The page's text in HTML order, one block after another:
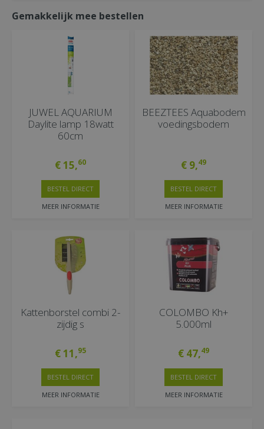
Gemakkelijk mee bestellen
JUWEL AQUARIUM
Daylite lamp 18watt
60cm
€15,60
MEER INFORMATIE
BESTEL DIRECT
BEEZTEES Aquabodem
voedingsbodem
€ 9,49
MEER INFORMATIE
BESTEL DIRECT
Kattenborstel combi 2-
zijdig s
€11,95
MEER INFORMATIE
BESTEL DIRECT
COLOMBO Kh+
5.000ml
€ 47,49
MEER INFORMATIE
BESTEL DIRECT